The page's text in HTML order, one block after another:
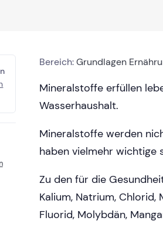
Bereich:Grundlagen
Mineralstoffe erfüllen
Wasserhaushalt.
Mineralstoffe werden
haben vielmehr wichtige
Zu den für die
Kalium, Natrium, Chlorid,
Fluorid, Molybdän,